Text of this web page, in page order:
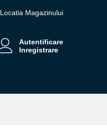
Locatia Magazinului
Autentificare
Inregistrare